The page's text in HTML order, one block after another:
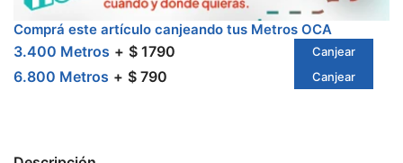
Comprá este artículo canjeando tus Metros OCA
3.400 Metros $ 1790 Canjear
6.800 Metros $ 790 Canjear